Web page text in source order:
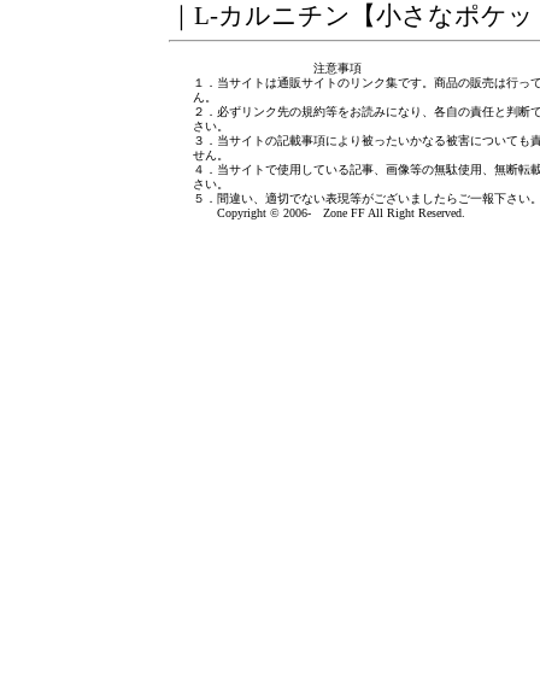
｜ L-カルニチン【小さなポケッ
注意事項
１．当サイトは通販サイトのリンク集です。商品の販売は行っ
ん。
２．必ずリンク先の規約等をお読みになり、各自の責任と判断
さい。
３．当サイトの記載事項により被ったいかなる被害についても
せん。
４．当サイトで使用している記事、画像等の無駄使用、無断転
さい。
５．間違い、適切でない表現等がございましたら ご一報下さい
Copyright © 2006- Zone FF All Right Reserved.